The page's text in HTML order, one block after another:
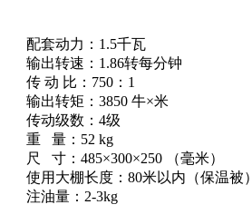
千瓦
转每分钟
：1
牛×米
4级
kg
（毫米）
米以内（保温被）
3kg